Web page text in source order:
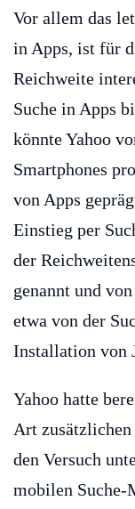
Vor allem das
in Apps, ist für
Reichweite
Suche in Apps
könnte Yahoo
Smartphones
von Apps
Einstieg per
der
genannt und
etwa von der
Installation von
Yahoo hatte
Art
den Versuch
mobilen Suche-